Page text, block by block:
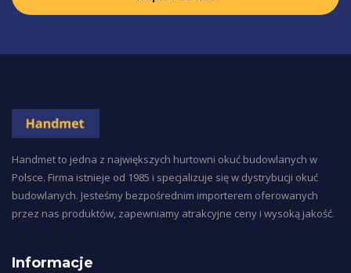
Handmet to jedna z największych hurtowni okuć budowlanych w
Polsce. Firma istnieje od 1985 i specjalizuje się w dystrybucji okuć
budowlanych. Jesteśmy bezpośrednim importerem oferowanych
przez nas produktów, zapewniamy atrakcyjne ceny i wysoką jakość.
Informacje